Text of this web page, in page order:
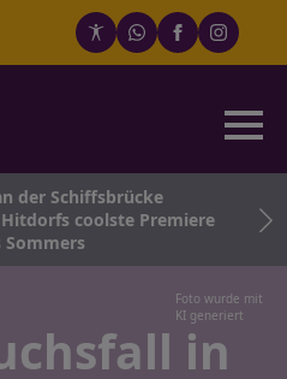
der Schiffsbrücke
coolste Premiere
Sommers
Foto wurde mit
KI generiert
in